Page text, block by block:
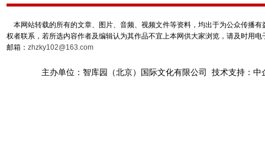
本网站转载的所有的文章、图片、音频、视频文件等资料，均出于为公众传播
权者联系，若所选内容作者及编辑认为其作品不宜上本网供大家浏览，请及时用
邮箱： zhzky102@163.com
主办单位：智库园（北京）国际文化有限公司 技术支持：